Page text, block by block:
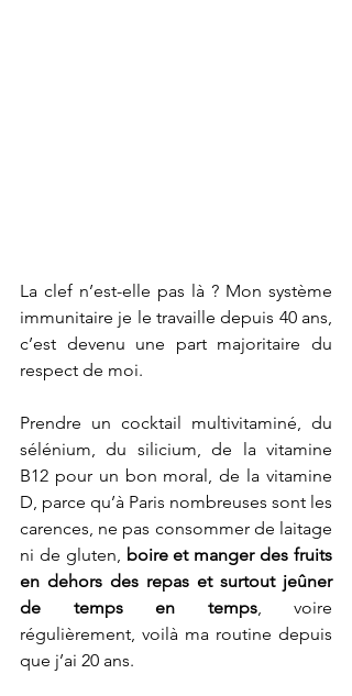
La clef n’est-elle pas là ? Mon système
immunitaire je le travaille depuis 40 ans,
c’est devenu une part majoritaire du
respect de moi.
Prendre un cocktail multivitaminé, du
sélénium, du silicium, de la vitamine
B12 pour un bon moral, de la vitamine
D, parce qu’à Paris nombreuses sont les
carences, ne pas consommer de laitage
ni de gluten, boire et manger des fruits
en dehors des repas et surtout jeûner
de temps en temps, voire
régulièrement, voilà ma routine depuis
que j’ai 20 ans.